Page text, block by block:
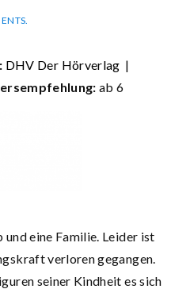
DHV Der Hörverlag |
ab 6
und eine Familie. Leider ist
verloren gegangen.
seiner Kindheit es sich